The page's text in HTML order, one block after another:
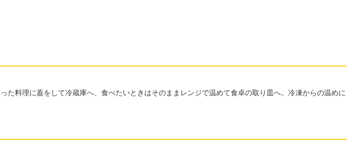
料理に蓋をして冷蔵庫へ、食べたいときはそのままレンジで温めて食卓の取り皿へ。冷凍からの温めに